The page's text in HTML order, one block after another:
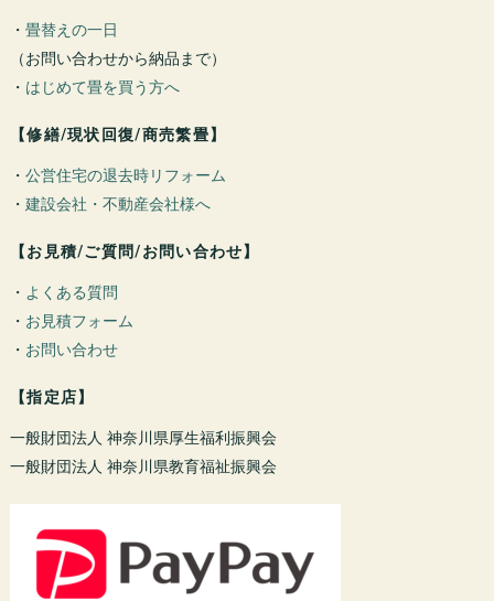
・ 畳替えの一日
（お問い合わせから納品まで）
・ はじめて畳を買う方へ
【修繕/現状回復/商売繁畳】
・ 公営住宅の退去時リフォーム
・ 建設会社・不動産会社様へ
【お見積/ご質問/お問い合わせ】
・ よくある質問
・ お見積フォーム
・ お問い合わせ
【指定店】
一般財団法人 神奈川県厚生福利振興会
一般財団法人 神奈川県教育福祉振興会